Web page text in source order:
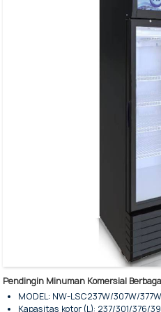
Pintu kaca: Kaca temper tiga lapis
Rangka pintu: Paduan aluminium
Pendingin Minuman Komersial
MODEL: NW-LSC237W/307W/
Kapasitas kotor (L): 237/301/376/